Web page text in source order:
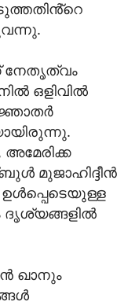
നേതൃത്വം
ഒളിവിൽ
മുജാഹിദ്ദീൻ
ദൃശ്യങ്ങളിൽ
ഖാനും